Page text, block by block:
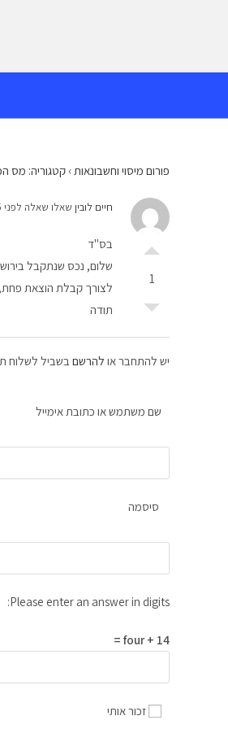
פורום מיסוי וחשבונאות › קטגוריה: מס
1
חיים לובין שאלו שאלה לפני 5 חודשים
בס"ד
שלום, נכס שנתקבל בירושה לפני 13 שנים, וכיום
לצורך קבלת הוצאת פחת,
תודה
יש להתחבר או להרשם בשביל לשלוח
שם משתמש או כתובת אימייל
סיסמה
Please enter an answer in digits:
14 + four =
זכור אותי